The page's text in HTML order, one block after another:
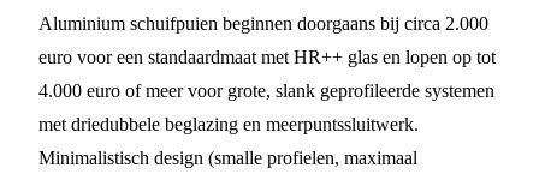
Aluminium schuifpuien beginnen doorgaans bij circa 2.000
euro voor een standaardmaat met HR++ glas en lopen op tot
4.000 euro of meer voor grote, slank geprofileerde systemen
met driedubbele beglazing en meerpuntssluitwerk.
Minimalistisch design (smalle profielen, maximaal